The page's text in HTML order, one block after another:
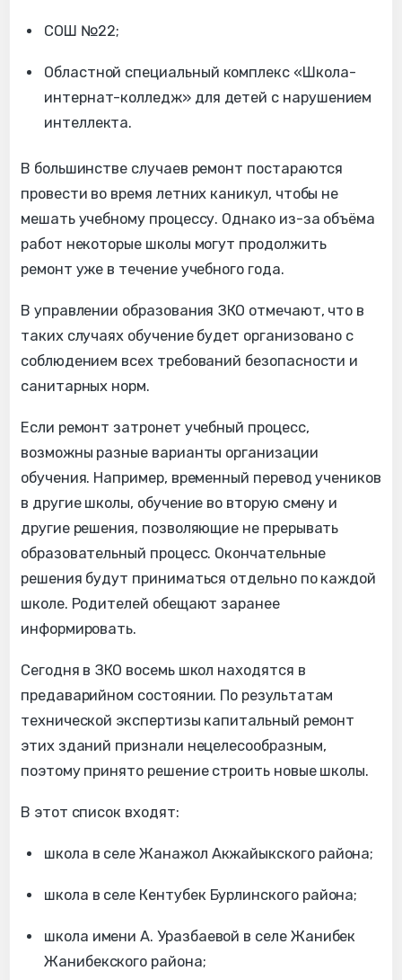
СОШ №22;
Областной специальный комплекс «Школа-
интернат-колледж» для детей с нарушением
интеллекта.
В большинстве случаев ремонт постараются
провести во время летних каникул, чтобы не
мешать учебному процессу. Однако из-за объёма
работ некоторые школы могут продолжить
ремонт уже в течение учебного года.
В управлении образования ЗКО отмечают, что в
таких случаях обучение будет организовано с
соблюдением всех требований безопасности и
санитарных норм.
Если ремонт затронет учебный процесс,
возможны разные варианты организации
обучения. Например, временный перевод учеников
в другие школы, обучение во вторую смену и
другие решения, позволяющие не прерывать
образовательный процесс. Окончательные
решения будут приниматься отдельно по каждой
школе. Родителей обещают заранее
информировать.
Сегодня в ЗКО восемь школ находятся в
предаварийном состоянии. По результатам
технической экспертизы капитальный ремонт
этих зданий признали нецелесообразным,
поэтому принято решение строить новые школы.
В этот список входят:
школа в селе Жанажол Акжайыкского района;
школа в селе Кентубек Бурлинского района;
школа имени А. Уразбаевой в селе Жанибек
Жанибекского района;